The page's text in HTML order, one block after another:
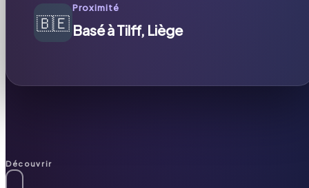
🇧🇪
Proximité
Basé à Tilff, Liège
Découvrir